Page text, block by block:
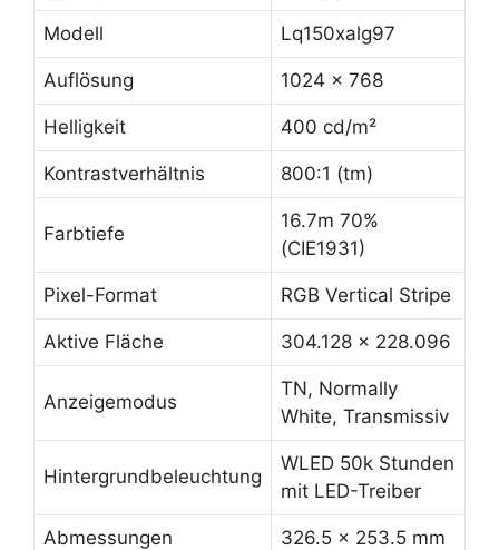
Modell Lq150xalg97
Auflösung 1024 x 768
Helligkeit 400 cd/m²
Kontrastverhältnis 800:1 (tm)
Farbtiefe
16.7m 70%
(CIE1931)
Pixel-Format RGB Vertical Stripe
Aktive Fläche 304.128 x 228.096
Anzeigemodus
TN, Normally
White, Transmissiv
Hintergrundbeleuchtung
WLED 50k Stunden
mit LED-Treiber
Abmessungen 326.5 x 253.5 mm